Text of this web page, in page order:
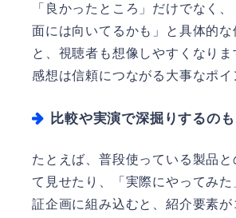
「良かったところ」だけでなく
面には向いてるかも」と具体的な
と、視聴者も想像しやすくなり
感想は信頼につながる大事なポイ
比較や実演で深掘りするのも
たとえば、普段使っている製品
て見せたり、「実際にやってみた
証企画に組み込むと、紹介要素が